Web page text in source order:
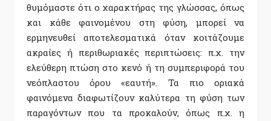
θυμόμαστε ότι ο χαρακτήρας της γλώσσας, όπως
και κάθε φαινομένου στη φύση, μπορεί να
ερμηνευθεί αποτελεσματικά όταν κοιτάζουμε
ακραίες ή περιθωριακές περιπτώσεις: π.χ. την
ελεύθερη πτώση στο κενό ή τη συμπεριφορά του
νεόπλαστου όρου «εαυτή». Τα πιο οριακά
φαινόμενα διαφωτίζουν καλύτερα τη φύση των
παραγόντων που τα προκαλούν, όπως π.χ. η